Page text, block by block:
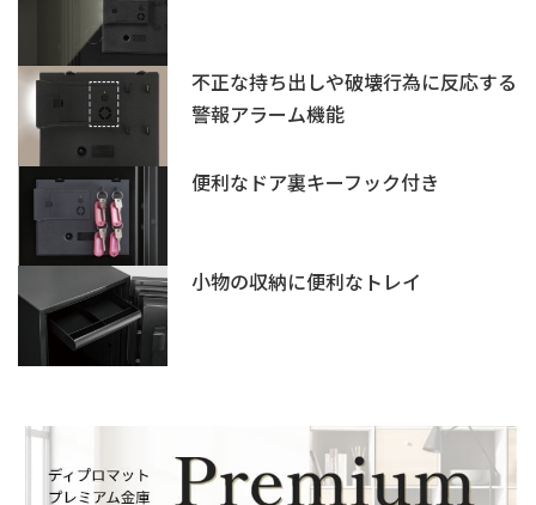
不正な持ち出しや破壊行為に反応する
警報アラーム機能
便利なドア裏キーフック付き
小物の収納に便利なトレイ